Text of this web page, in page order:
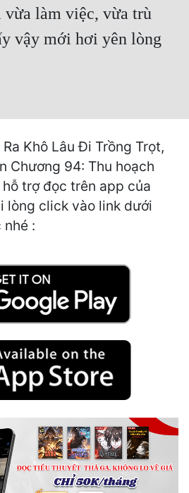
làm việc, vừa trù
vậy mới hơi yên lòng
Khô Lâu Đi Trồng Trọt,
Chương 94: Thu hoạch
trợ đọc trên app của
lòng click vào link dưới
: